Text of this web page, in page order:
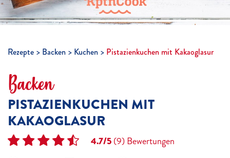
Rezepte Backen Kuchen Pistazienkuchen mit Kakaoglasur
Backen
PISTAZIENKUCHEN MIT
KAKAOGLASUR
4.7/5(9)Bewertungen